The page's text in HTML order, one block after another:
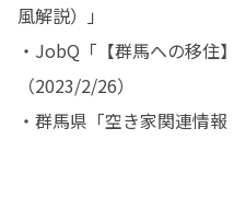
風解説）」
・JobQ「【群馬への移住
（2023/2/26）
・群馬県「空き家関連情報